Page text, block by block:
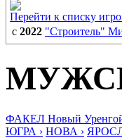
Перейти к списку
с 2022 "Строитель"
ФАКЕЛ Новый
ЮГРА › НОВА ›